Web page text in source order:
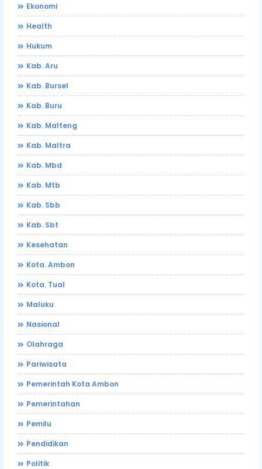
Ekonomi
Health
Hukum
Kab. Aru
Kab. Bursel
Kab. Buru
Kab. Malteng
Kab. Maltra
Kab. Mbd
Kab. Mtb
Kab. Sbb
Kab. Sbt
Kesehatan
Kota. Ambon
Kota. Tual
Maluku
Nasional
Olahraga
Pariwisata
Pemerintah Kota Ambon
Pemerintahan
Pemilu
Pendidikan
Politik